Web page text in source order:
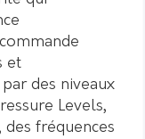
et
des niveaux
Levels,
des fréquences